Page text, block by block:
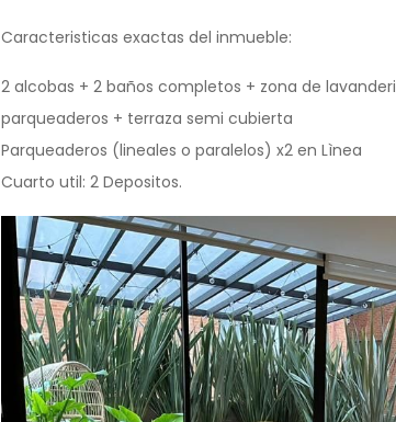
Caracteristicas exactas del inmueble:
2 alcobas + 2 baños completos + zona de
parqueaderos + terraza semi cubierta
Parqueaderos (lineales o paralelos) x2 en Lìnea
Cuarto util: 2 Depositos.